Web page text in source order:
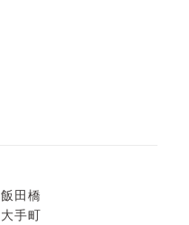
飯田橋
大手町